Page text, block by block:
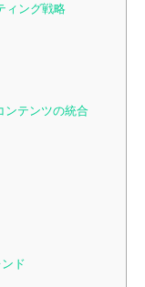
ィング戦略
ンテンツの統合
ド